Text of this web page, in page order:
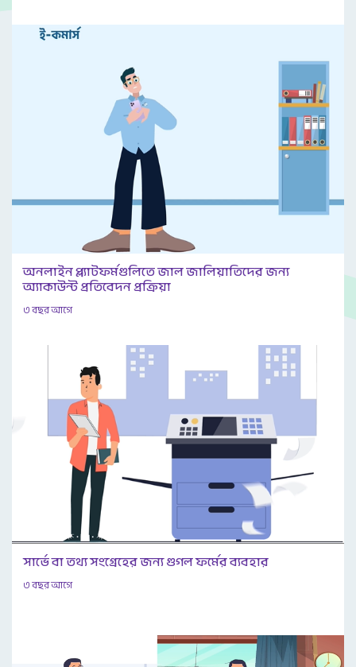
অনলাইন প্ল্যাটফর্মগুলিতে জাল জালিয়াতিদের জন্য
অ্যাকাউন্ট প্রতিবেদন প্রক্রিয়া
৩ বছর আগে
সার্ভে বা তথ্য সংগ্রেহের জন্য গুগল ফর্মের ব্যবহার
৩ বছর আগে